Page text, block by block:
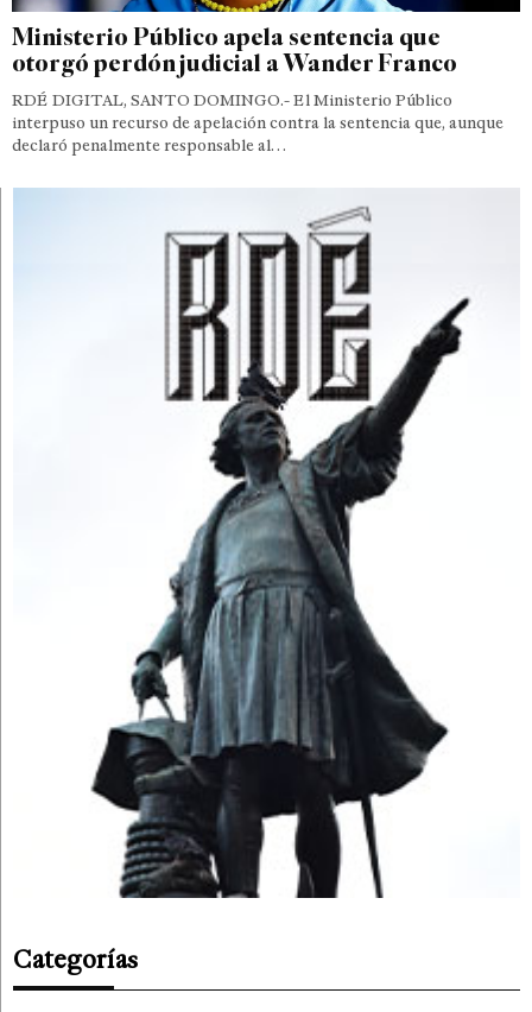
Ministerio Público apela sentencia que
otorgó perdón judicial a Wander Franco
RDÉ DIGITAL, SANTO DOMINGO.- El Ministerio Público
interpuso un recurso de apelación contra la sentencia que, aunque
declaró penalmente responsable al…
Categorías